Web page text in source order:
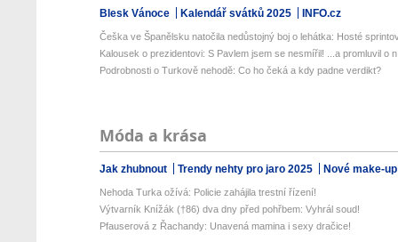
Blesk Vánoce Kalendář svátků 2025 INFO.cz
Češka ve Španělsku natočila nedůstojný boj o lehátka: Hosté
Kalousek o prezidentovi: S Pavlem jsem se nesmířil! ...a promluvil o
Podrobnosti o Turkově nehodě: Co ho čeká a kdy padne verdikt?
Móda a krása
Jak zhubnout Trendy nehty pro jaro 2025 Nové make-
Nehoda Turka ožívá: Policie zahájila trestní řízení!
Výtvarník Knížák (†86) dva dny před pohřbem: Vyhrál soud!
Pfauserová z Řachandy: Unavená mamina i sexy dračice!